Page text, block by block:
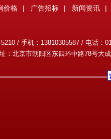
价格 | 广告招标 | 新闻资讯 |
/ 手机：13810305587 / 电话：
：北京市朝阳区东四环中路78号大